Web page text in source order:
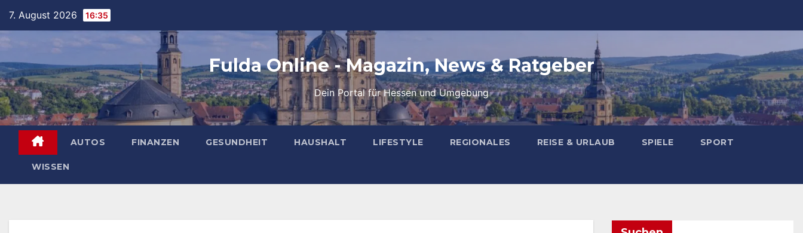
content
7. August 2026 16:35
Fulda Online - Magazin, News & Ratgeber
Dein Portal für Hessen und Umgebung
AUTOS FINANZEN GESUNDHEIT HAUSHALT LIFESTYLE REGIONALES REISE & URLAUB SPIELE SPORT
WISSEN